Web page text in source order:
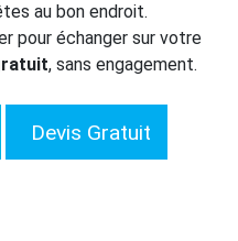
au bon endroit.
pour échanger sur votre
, sans engagement.
Devis Gratuit